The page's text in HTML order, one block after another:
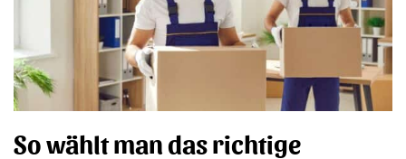
So wählt man das richtige